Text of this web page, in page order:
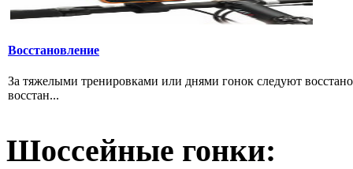
Восстановление
За тяжелыми тренировками или днями гонок следуют
восстан...
Шоссейные гонки: